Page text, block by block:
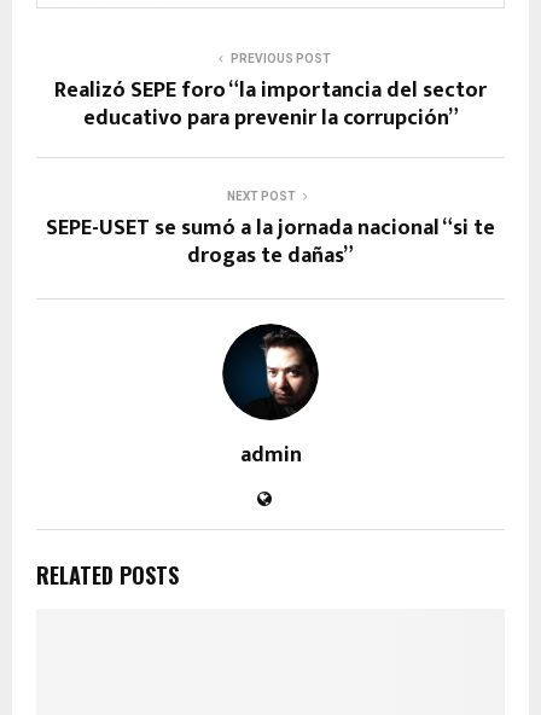
PREVIOUS POST
Realizó SEPE foro “la importancia del sector
educativo para prevenir la corrupción”
NEXT POST
SEPE-USET se sumó a la jornada nacional “si te
drogas te dañas”
admin
RELATED POSTS